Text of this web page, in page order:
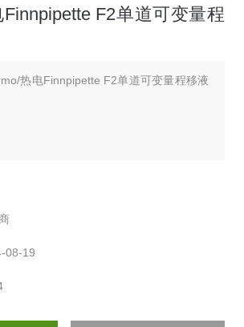
F2单道可变量程
热电Finnpipette F2单道可变量程移液
08-19